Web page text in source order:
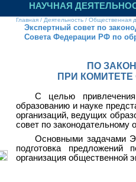
НАУЧНАЯ
Главная / Деятельность / Общественная
Экспертный совет по
Совета Федерации РФ по
ПО
ПРИ
С целью
образованию и науке
организаций, ведущих
совет по законодательному
Основными задачами
подготовка предложений
организация общественной